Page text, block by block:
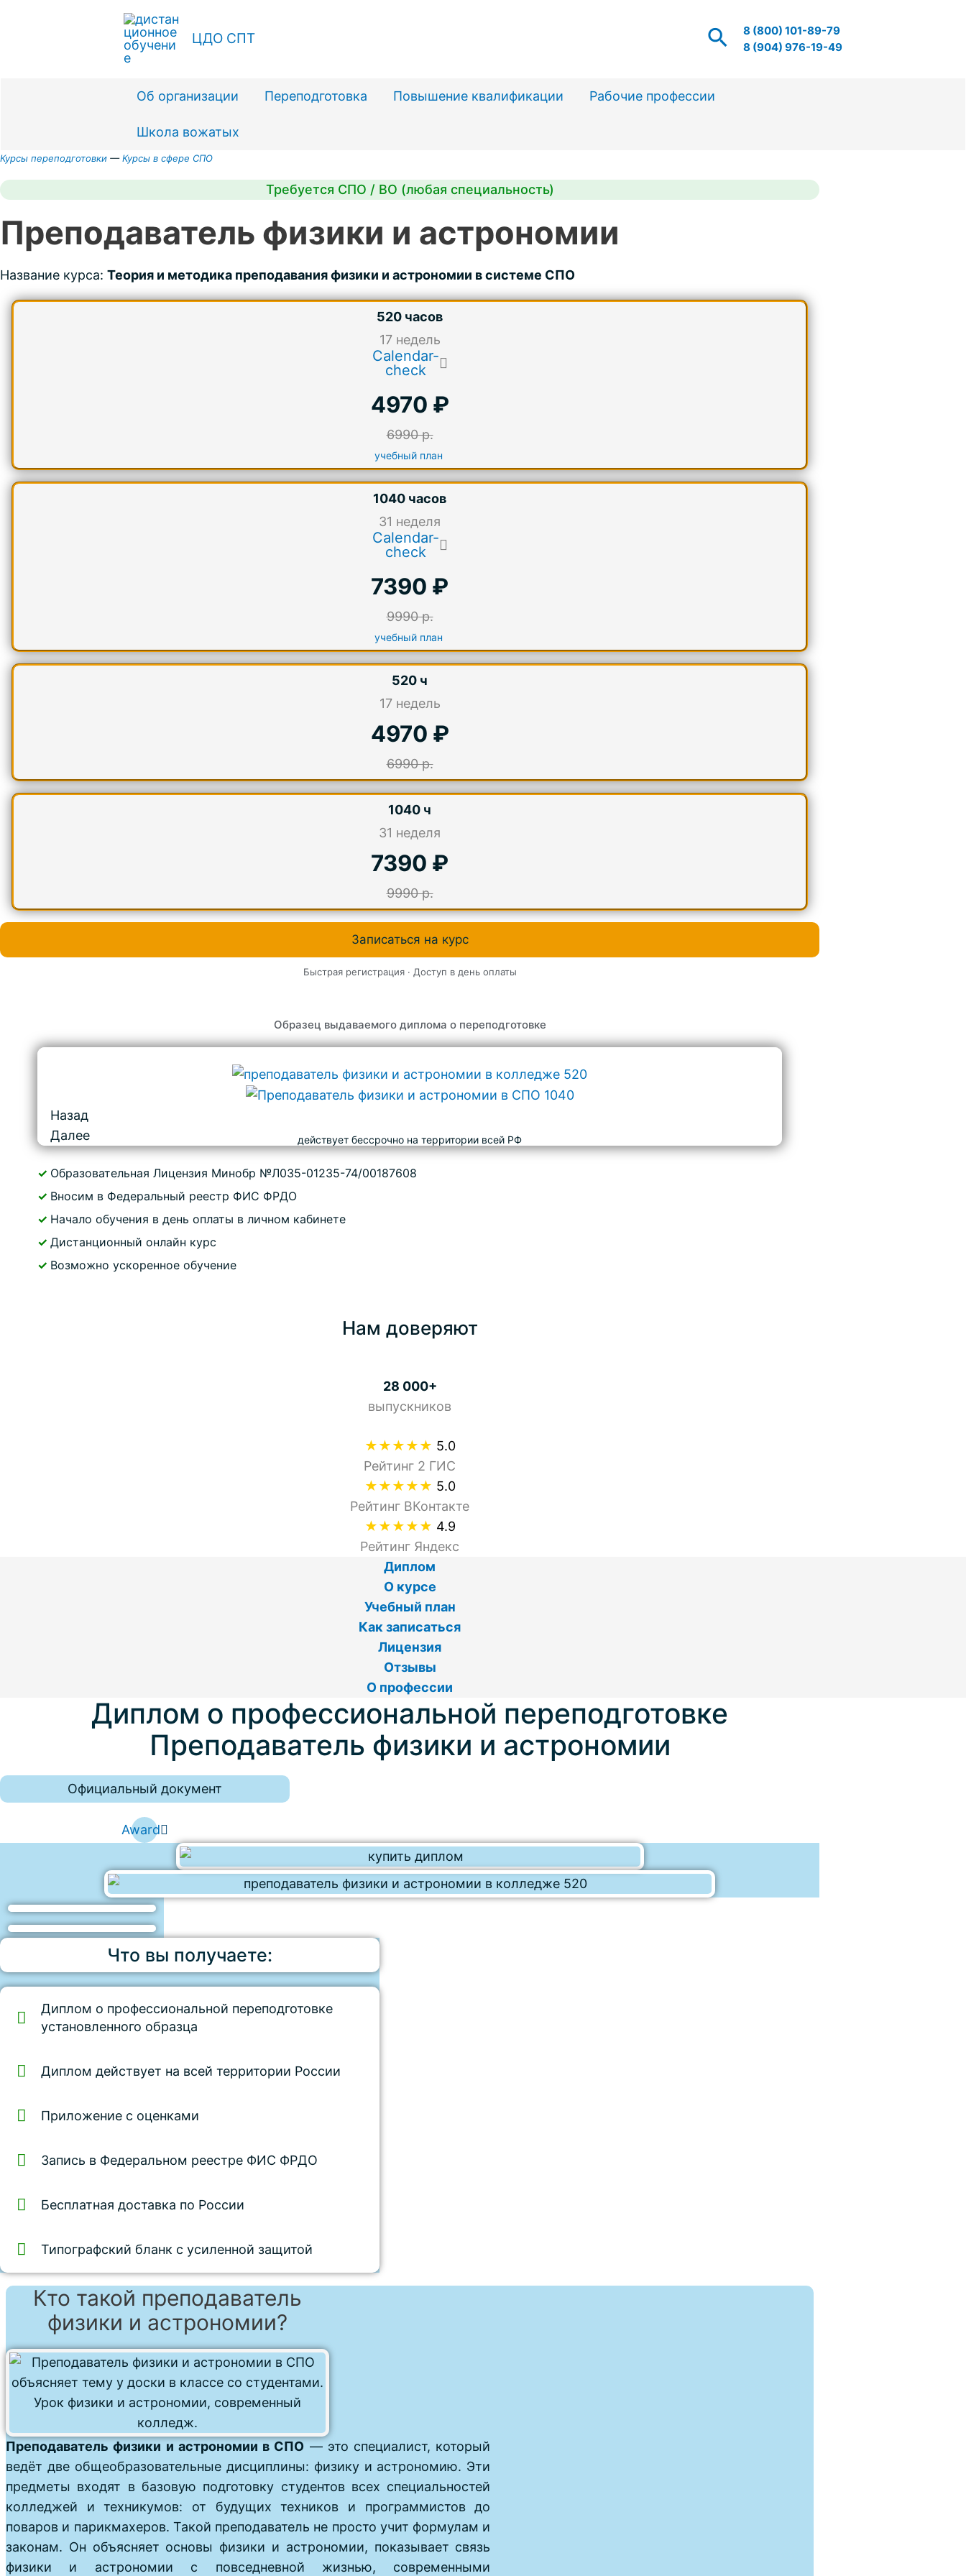
ЦДО СПТ Поиск8 (800) 101-89-79
8 (904) 976-19-49
Об организации Переподготовка Повышение квалификации Рабочие профессии
Школа вожатых
Курсы переподготовки —Курсы в сфере СПО
Требуется СПО / ВО (любая специальность)
Преподаватель физики и астрономии
Название курса: Теория и методика преподавания физики и астрономии в системе СПО
520 часов
17недель
Calendar-
check
4970 ₽
6990 р.
учебный план
1040 часов
31 неделя
Calendar-
check
7390 ₽
9990 р.
учебный план
520 ч
17недель
4970 ₽
6990 р.
1040 ч
31 неделя
7390 ₽
9990 р.
Записаться на курс
Быстрая регистрация · Доступ в день оплаты
Образец выдаваемого диплома о переподготовке
Назад
Далее
действует бессрочно на территории всей РФ
✓ Образовательная Лицензия Минобр №Л035-01235-74/00187608
✓ Вносим в Федеральный реестр ФИС ФРДО
✓ Начало обучения в день оплаты в личном кабинете
✓ Дистанционный онлайн курс
✓ Возможно ускоренное обучение
Нам доверяют
28 000+
выпускников
★★★★★ 5.0
Рейтинг 2 ГИС
★★★★★ 5.0
Рейтинг ВКонтакте
★★★★★ 4.9
Рейтинг Яндекс
Диплом
О курсе
Учебный план
Как записаться
Лицензия
Отзывы
О профессии
Диплом о профессиональной переподготовке
Преподаватель физики и астрономии
Официальный документ
Award
Что вы получаете:
Диплом о профессиональной переподготовке
установленного образца
Диплом действует на всей территории России
Приложение с оценками
Запись в Федеральном реестре ФИС ФРДО
Бесплатная доставка по России
Типографский бланк с усиленной защитой
Кто такой преподаватель
физики и астрономии?
Преподаватель физики и астрономии в СПО — это специалист, который
ведёт две общеобразовательные дисциплины: физику и астрономию. Эти
предметы входят в базовую подготовку студентов всех специальностей
колледжей и техникумов: от будущих техников и программистов до
поваров и парикмахеров. Такой преподаватель не просто учит формулам и
законам. Он объясняет основы физики и астрономии, показывает связь
физики и астрономии с повседневной жизнью, современными